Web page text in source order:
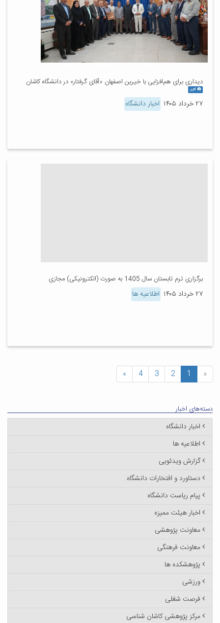
دیداری برای هم‌افزایی با خیرین اصفهان «آقای گرفتار» در دانشگاه کاشان
گالری
۲۷ خرداد ۱۴۰۵ اخبار دانشگاه
برگزاری ترم تابستان سال 1405 به صورت (الکترونیکی) مجازی
۲۷ خرداد ۱۴۰۵ اطلاعیه ها
«
1
2
3
4
»
دسته‌های اخبار
اخبار دانشگاه
اطلاعیه ها
گزارش ویدئویی
دستاورد و افتخارات دانشگاه
پیام ریاست دانشگاه
اخبار هیئت ممیزه
معاونت پژوهشی
معاونت فرهنگی
پژوهشکده ها
ورزشی
فرصت شغلی
مرکز پژوهشی کاشان شناسی